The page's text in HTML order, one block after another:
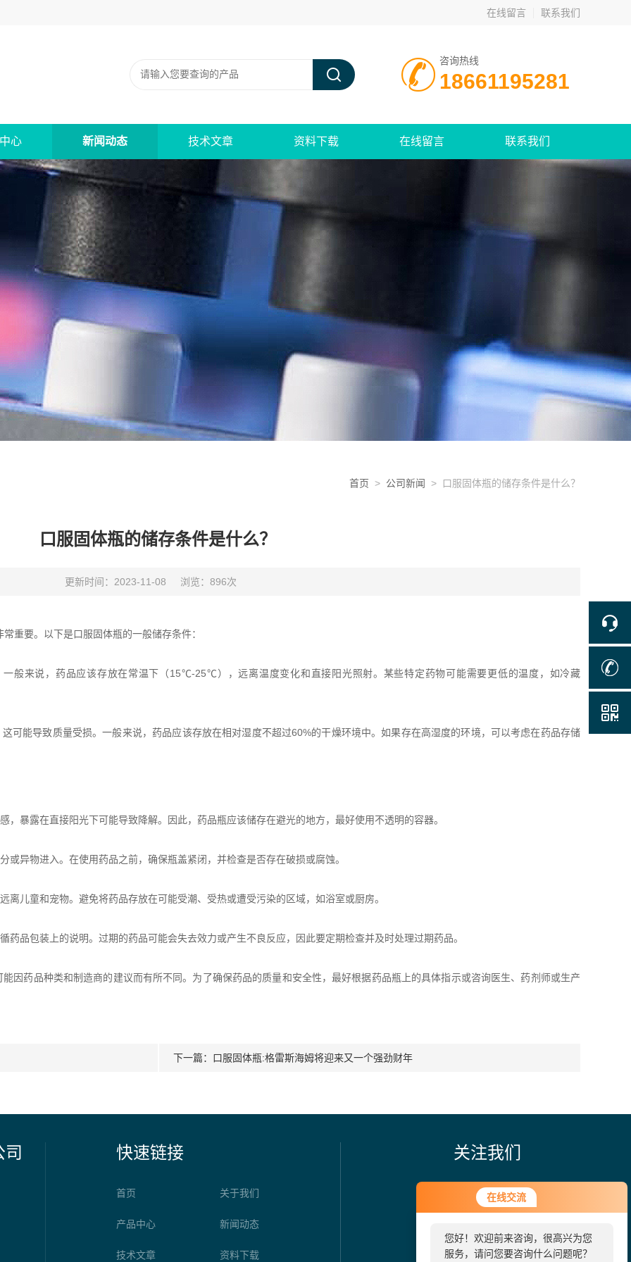
在线交流
您好！欢迎前来咨询，很高兴为您
服务，请问您要咨询什么问题呢？
在线留言 联系我们
咨询热线
18661195281
心 新闻动态 技术文章 资料下载 在线留言 联系我们
首页 > 公司新闻 > 口服固体瓶的储存条件是什么？
口服固体瓶的储存条件是什么？
更新时间：2023-11-08 浏览：896次
重要。以下是口服固体瓶的一般储存条件：
来说，药品应该存放在常温下（15℃-25℃），远离温度变化和直接阳光照射。某些特定药物可能需要更低的温度，如冷藏
能导致质量受损。一般来说，药品应该存放在相对湿度不超过60%的干燥环境中。如果存在高湿度的环境，可以考虑在药品存储
露在直接阳光下可能导致降解。因此，药品瓶应该储存在避光的地方，最好使用不透明的容器。
或异物进入。在使用药品之前，确保瓶盖紧闭，并检查是否存在破损或腐蚀。
童和宠物。避免将药品存放在可能受潮、受热或遭受污染的区域，如浴室或厨房。
包装上的说明。过期的药品可能会失去效力或产生不良反应，因此要定期检查并及时处理过期药品。
药品种类和制造商的建议而有所不同。为了确保药品的质量和安全性，最好根据药品瓶上的具体指示或咨询医生、药剂师或生产
下一篇： 口服固体瓶:格雷斯海姆将迎来又一个强劲财年
快速链接
首页 关于我们
产品中心 新闻动态
技术文章 资料下载
关注我们